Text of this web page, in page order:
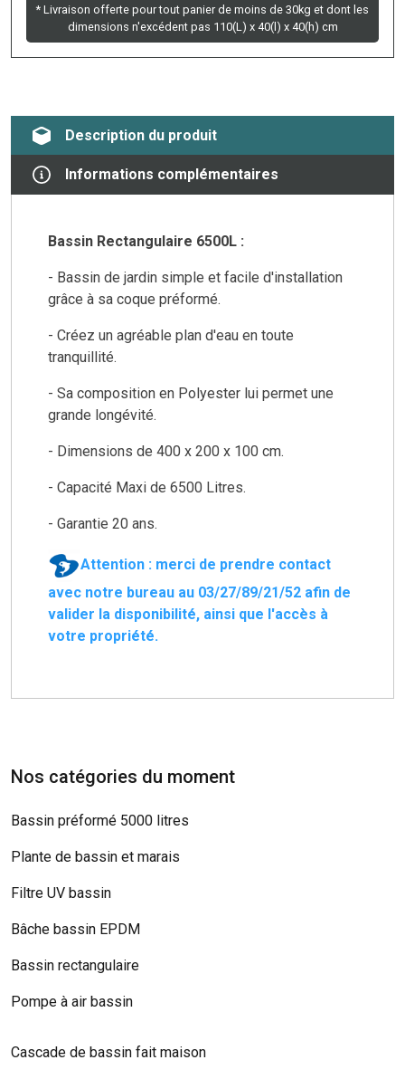
* Livraison offerte pour tout panier de moins de 30kg et dont les
dimensions n'excédent pas 110(L) x 40(l) x 40(h) cm
Description du produit
Informations complémentaires
Bassin Rectangulaire 6500L :
- Bassin de jardin simple et facile d'installation
grâce à sa coque préformé.
- Créez un agréable plan d'eau en toute
tranquillité.
- Sa composition en Polyester lui permet une
grande longévité.
- Dimensions de 400 x 200 x 100 cm.
- Capacité Maxi de 6500 Litres.
- Garantie 20 ans.
Attention : merci de prendre contact
avec notre bureau au 03/27/89/21/52 afin de
valider la disponibilité, ainsi que l'accès à
votre propriété.
Nos catégories du moment
Bassin préformé 5000 litres
Plante de bassin et marais
Filtre UV bassin
Bâche bassin EPDM
Bassin rectangulaire
Pompe à air bassin
Cascade de bassin fait maison